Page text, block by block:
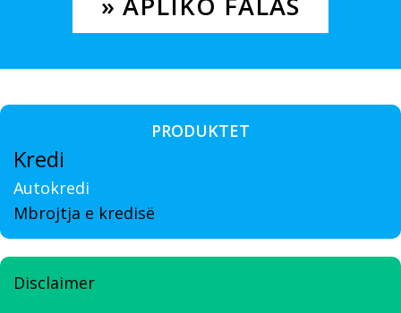
PRODUKTET
Kredi
Autokredi
Mbrojtja e kredisë
Disclaimer